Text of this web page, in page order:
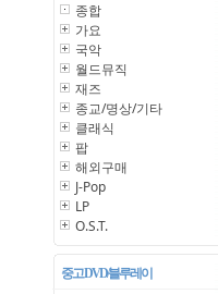
종합
가요
국악
월드뮤직
재즈
종교/명상/기타
클래식
팝
해외구매
J-Pop
LP
O.S.T.
중고 DVD/블루레이